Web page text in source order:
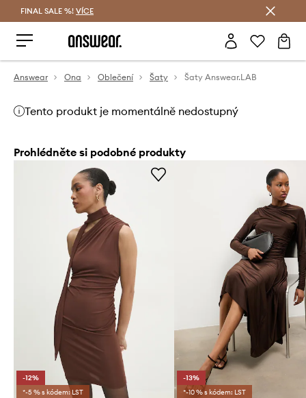
FINAL SALE %! VÍCE
Answear Ona Oblečení Šaty Šaty Answear.LAB
Tento produkt je momentálně nedostupný
Prohlédněte si podobné produkty
-12%
*-5 % s kódem: LST
-13%
*-10 % s kódem: LST